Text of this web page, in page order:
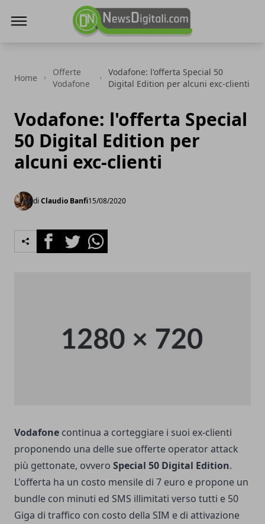
Home
Offerte
Vodafone
Vodafone: l'offerta Special 50
Digital Edition per alcuni exc-clienti
Vodafone: l'offerta Special
50 Digital Edition per
alcuni exc-clienti
di Claudio Banfi15/08/2020
FacebookTwitterWhatsapp
Vodafone continua a corteggiare i suoi ex-clienti
proponendo una delle sue offerte operator attack
più gettonate, ovvero Special 50 Digital Edition.
L'offerta ha un costo mensile di 7 euro e propone un
bundle con minuti ed SMS illimitati verso tutti e 50
Giga di traffico con costo della SIM e di attivazione